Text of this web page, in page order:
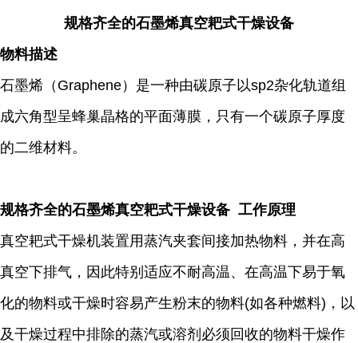
规格齐全的石墨烯真空耙式干燥设备
物料描述
石墨烯（Graphene）是一种由碳原子以sp2杂化轨道组
成六角型呈蜂巢晶格的平面薄膜，只有一个碳原子厚度
的二维材料。
规格齐全的石墨烯真空耙式干燥设备 工作原理
真空耙式干燥机装置用蒸汽夹套间接加热物料，并在高
真空下排气，因此特别适应不耐高温、在高温下易于氧
化的物料或干燥时容易产生粉末的物料(如各种燃料)，以
及干燥过程中排除的蒸汽或溶剂必须回收的物料干燥作